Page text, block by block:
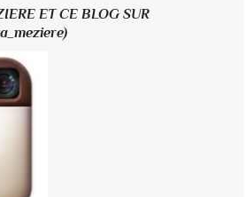
ET CE BLOG SUR